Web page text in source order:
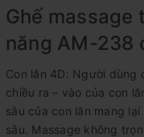
Ghế massage
năng AM-238
Con lăn 4D: Người dùng
chiều ra – vào của con
sâu của con lăn mang
sâu. Massage không